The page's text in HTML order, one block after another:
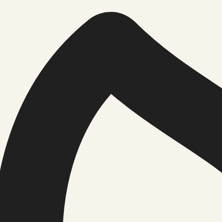
kirikusse
Kolmainu kirikus…